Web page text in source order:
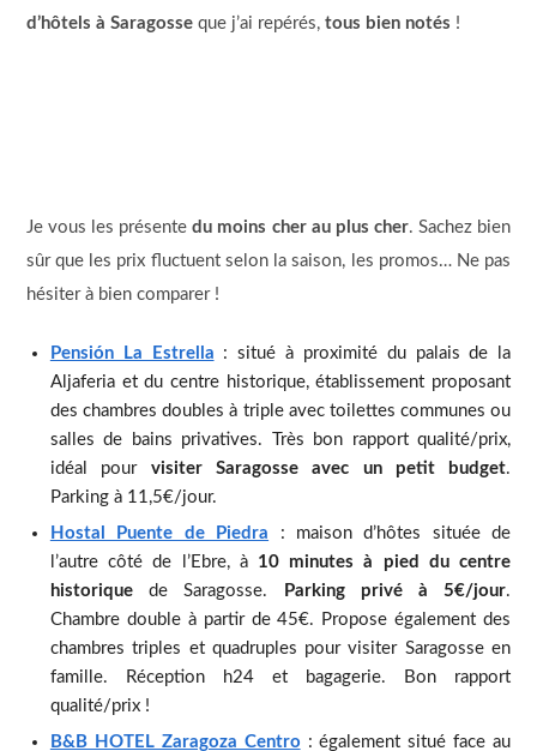
d’hôtels à Saragosseque j’ai repérés, tous bien notés !
Je vous les présentedu moins cher au plus cher. Sachez bien
sûr que les prix fluctuent selon la saison, les promos… Ne pas
hésiter à bien comparer !
Pensión La Estrella : situé à proximité du palais de la
Aljaferia et du centre historique, établissement proposant
des chambres doubles à triple avec toilettes communes ou
salles de bains privatives. Très bon rapport qualité/prix,
idéal pour visiter Saragosse avec un petit budget.
Parking à 11,5€/jour.
Hostal Puente de Piedra : maison d’hôtes située de
l’autre côté de l’Ebre, à 10 minutes à pied du centre
historiquede Saragosse. Parking privé à 5€/jour.
Chambre double à partir de 45€. Propose également des
chambres triples et quadruples pour visiter Saragosse en
famille. Réception h24 et bagagerie. Bon rapport
qualité/prix !
B&B HOTEL Zaragoza Centro : également situé face au